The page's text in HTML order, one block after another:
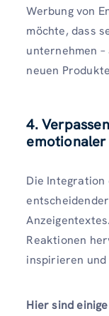
Werbung von
möchte, dass
unternehmen
neuen
4.
emotionaler
Die
Reaktionen
inspirieren und
Hier sind